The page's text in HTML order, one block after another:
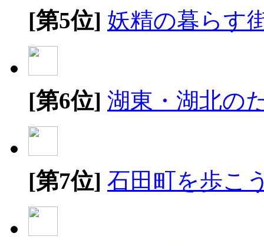
[第5位] 妖精の暮らす
[第6位] 湖東・湖北の
[第7位] 石田町を歩こ